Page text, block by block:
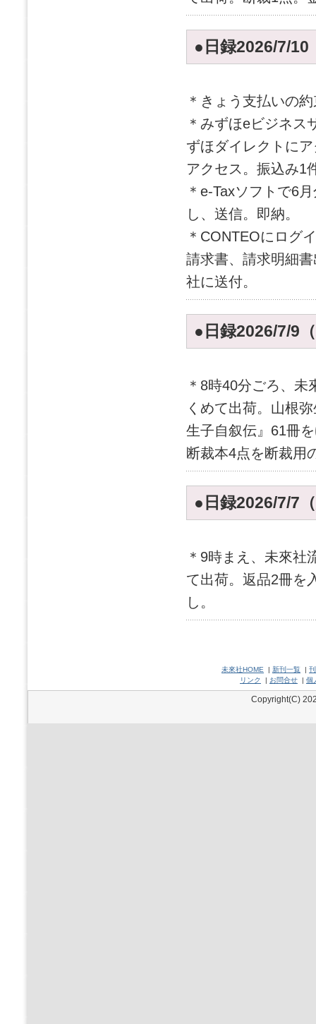
●日録2026/7/10
＊きょう支払いの
＊みずほeビジネス
ずほダイレクトに
アクセス。振込み1
＊e-Taxソフトで6
し、送信。即納。
＊CONTEOにログ
請求書、請求明細
社に送付。
●日録2026/7/9
＊8時40分ごろ、
くめて出荷。山根
生子自叙伝』61冊
断裁本4点を断裁用
●日録2026/7/7
＊9時まえ、未來社
て出荷。返品2冊を
し。
未來社HOME | 新刊一覧 |
リンク
| お問合せ | 個
Copyright(C)